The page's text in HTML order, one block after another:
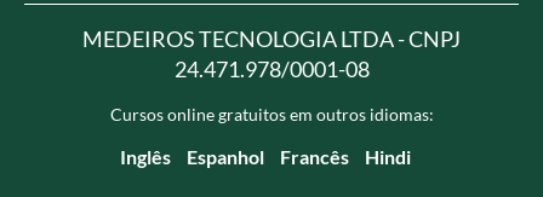
MEDEIROS TECNOLOGIA LTDA - CNPJ
24.471.978/0001-08
Cursos online gratuitos em outros idiomas:
Inglês Espanhol Francês Hindi